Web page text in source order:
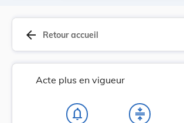
arrow_back Retour accueil
Acte plus en vigueur
notifications_none compress